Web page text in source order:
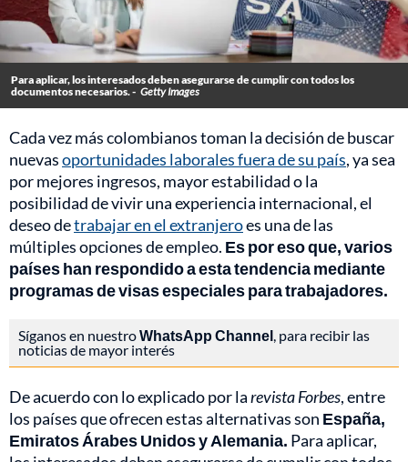
Para aplicar, los interesados deben asegurarse de cumplir con todos los
documentos necesarios. - Getty Images
Cada vez más colombianos toman la decisión de buscar
nuevasoportunidades laborales fuera de su país, ya sea
por mejores ingresos, mayor estabilidad o la
posibilidad de vivir una experiencia internacional, el
deseo detrabajar en el extranjeroes una de las
múltiples opciones de empleo. Es por eso que, varios
países han respondido a esta tendencia mediante
programas de visas especiales para trabajadores.
Síganos en nuestroWhatsApp Channel, para recibir las
noticias de mayor interés
De acuerdo con lo explicado por larevista Forbes, entre
los países que ofrecen estas alternativas son España,
Emiratos Árabes Unidos y Alemania. Para aplicar,